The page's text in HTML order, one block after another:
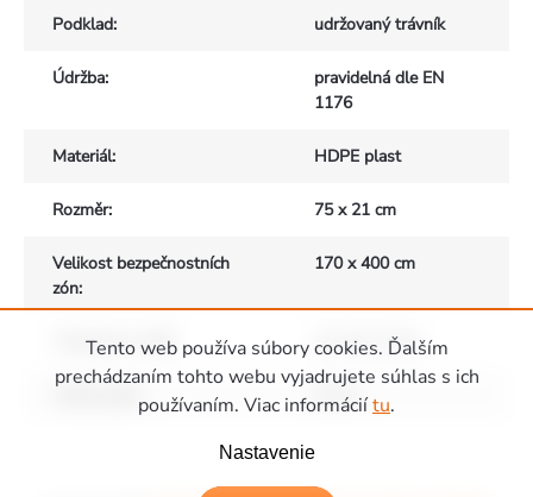
Tento web používa súbory cookies. Ďalším
prechádzaním tohto webu vyjadrujete súhlas s ich
používaním. Viac informáciítu.
Nastavenie
Podklad: udržovaný trávník
Údržba:
pravidelná dle EN
1176
Materiál: HDPE plast
Rozměr: 75 x 21 cm
Velikost bezpečnostních
zón:
170 x 400 cm
Vhodné pro děti: od 3 do 12 let
53 cm